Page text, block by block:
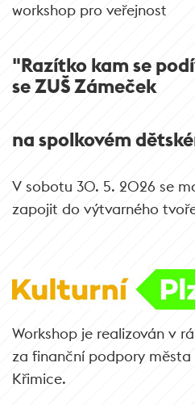
workshop pro veřejnost
"Razítko kam se
se ZUŠ Zámeček
na spolkovém
V sobotu 30. 5. 2026 se
zapojit do výtvarného
Workshop je realizován v
za finanční podpory města
Křimice.